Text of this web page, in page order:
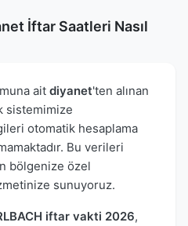
İftar Saatleri Nasıl
ait diyanet'ten alınan
sistemimize
otomatik hesaplama
Bu verileri
bölgenize özel
sunuyoruz.
iftar vakti 2026,